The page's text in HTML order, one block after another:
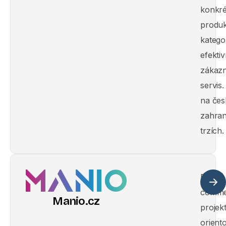
na
trzích.
Manio.cz
E-
projekt